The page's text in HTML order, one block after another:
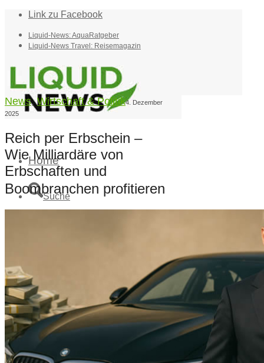
Link zu Facebook
Liquid-News: AquaRatgeber
Liquid-News Travel: Reisemagazin
Home
Suche
News,Wirtschaft & Politik4. Dezember
2025
Reich per Erbschein –
Wie Milliardäre von
Erbschaften und
Boombranchen profitieren